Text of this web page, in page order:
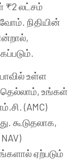
₹2 லட்சம்
நிதியின்
உள்ள
உங்கள்
(AMC)
கூடுதலாக,
ஏற்படும்